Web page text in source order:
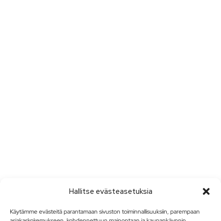
Hallitse evästeasetuksia
Käytämme evästeitä parantamaan sivuston toiminnallisuuksiin, parempaan